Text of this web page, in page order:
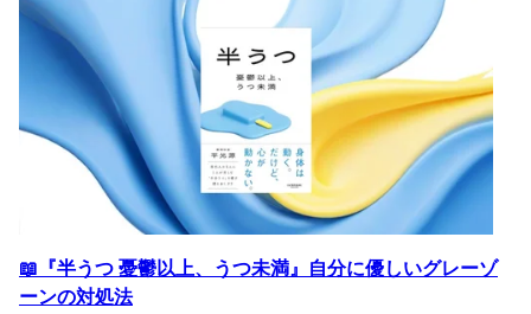
📖『半うつ 憂鬱以上、うつ未満』自分に優しいグレーゾ
ーンの対処法